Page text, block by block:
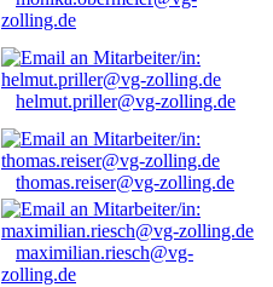
zolling.de
helmut.priller@vg-zolling.de
thomas.reiser@vg-zolling.de
maximilian.riesch@vg-
zolling.de